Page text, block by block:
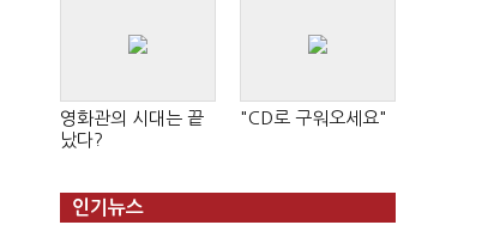
영화관의 시대는 끝
났다?
"CD로 구워오세요"
인기뉴스